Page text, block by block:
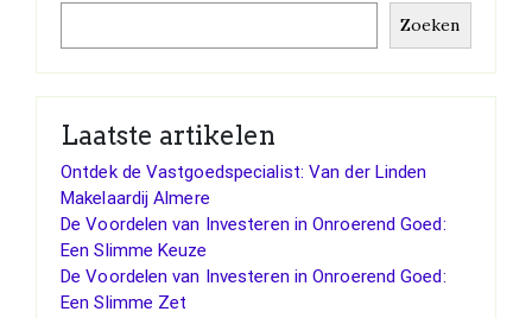
Zoeken
Laatste artikelen
Ontdek de Vastgoedspecialist: Van der Linden
Makelaardij Almere
De Voordelen van Investeren in Onroerend Goed:
Een Slimme Keuze
De Voordelen van Investeren in Onroerend Goed:
Een Slimme Zet